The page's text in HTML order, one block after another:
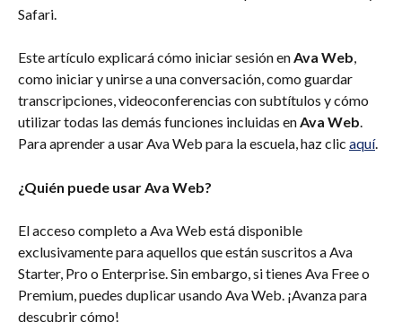
Safari.
Este artículo explicará cómo iniciar sesión en Ava Web,
como iniciar y unirse a una conversación, como guardar
transcripciones, videoconferencias con subtítulos y cómo
utilizar todas las demás funciones incluidas en Ava Web.
Para aprender a usar Ava Web para la escuela, haz clic aquí.
¿Quién puede usar Ava Web?
El acceso completo a Ava Web está disponible
exclusivamente para aquellos que están suscritos a Ava
Starter, Pro o Enterprise. Sin embargo, si tienes Ava Free o
Premium, puedes duplicar usando Ava Web. ¡Avanza para
descubrir cómo!